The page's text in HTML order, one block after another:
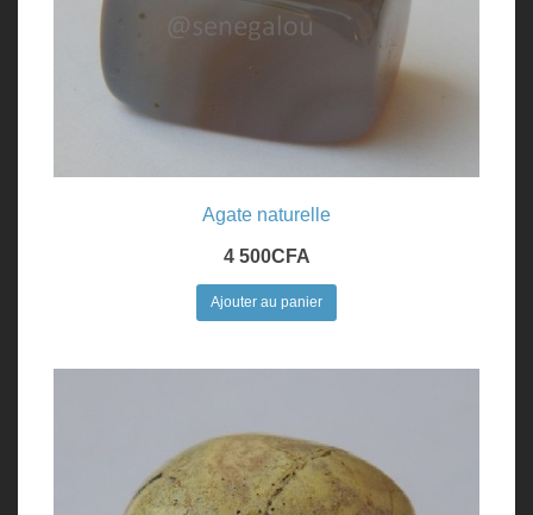
Agate naturelle
4 500CFA
Ajouter au panier